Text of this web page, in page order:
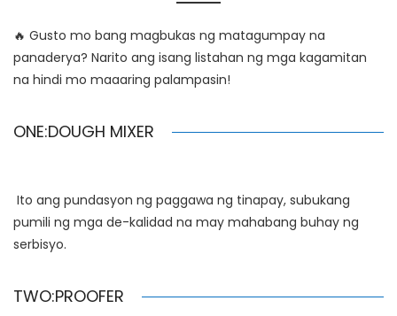
🔥 Gusto mo bang magbukas ng matagumpay na
panaderya? Narito ang isang listahan ng mga kagamitan
na hindi mo maaaring palampasin!
ONE:DOUGH MIXER
Ito ang pundasyon ng paggawa ng tinapay, subukang
pumili ng mga de-kalidad na may mahabang buhay ng
serbisyo.
TWO:PROOFER